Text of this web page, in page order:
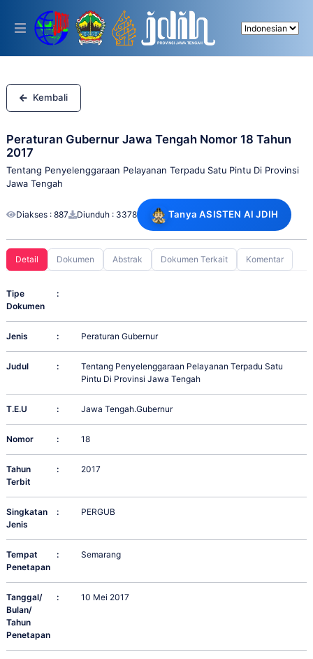
This
includes
accessibility
system.
Kembali
Peraturan Gubernur Jawa Tengah Nomor 18 Tahun
2017
Tentang Penyelenggaraan Pelayanan Terpadu Satu Pintu Di Provinsi
Jawa Tengah
Diakses : 887 Diunduh : 3378 Tanya ASISTEN AI JDIH
Detail Dokumen Abstrak Dokumen Terkait Komentar
Tipe
Dokumen
:
Jenis : Peraturan Gubernur
Judul :
Tentang Penyelenggaraan Pelayanan Terpadu Satu
Pintu Di Provinsi Jawa Tengah
T.E.U : Jawa Tengah.Gubernur
Nomor : 18
Tahun
Terbit
: 2017
Singkatan
Jenis
: PERGUB
Tempat
Penetapan
: Semarang
Tanggal/
Bulan/
Tahun
Penetapan
: 10 Mei 2017